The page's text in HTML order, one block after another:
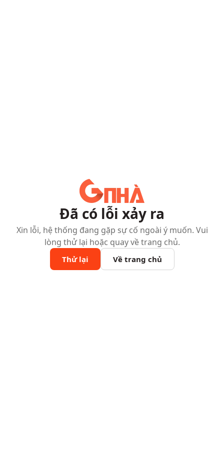
Đã có lỗi xảy ra
Xin lỗi, hệ thống đang gặp sự cố ngoài ý muốn. Vui
lòng thử lại hoặc quay về trang chủ.
Thử lại Về trang chủ